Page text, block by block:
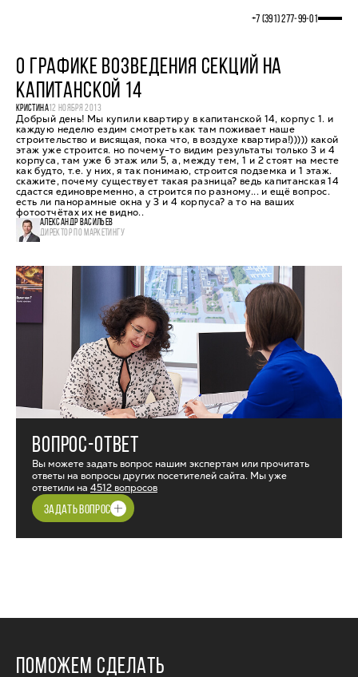
+7 (391) 277‒99‒01
О ГРАФИКЕ ВОЗВЕДЕНИЯ СЕКЦИЙ НА
КАПИТАНСКОЙ 14
КРИСТИНА12 НОЯБРЯ 2013
Добрый день! Мы купили квартиру в капитанской 14, корпус 1. и
каждую неделю ездим смотреть как там поживает наше
строительство и висящая, пока что, в воздухе квартира!))))) какой
этаж уже строится. но почему-то видим результаты только 3 и 4
корпуса, там уже 6 этаж или 5, а, между тем, 1 и 2 стоят на месте
как будто, т.е. у них, я так понимаю, строится подземка и 1 этаж.
скажите, почему существует такая разница? ведь капитанская 14
сдастся единовременно, а строится по разному... и ещё вопрос.
есть ли панорамные окна у 3 и 4 корпуса? а то на ваших
фотоотчётах их не видно..
АЛЕКСАНДР ВАСИЛЬЕВ
ДИРЕКТОР ПО МАРКЕТИНГУ
ВОПРОС-ОТВЕТ
Вы можете задать вопрос нашим экспертам или прочитать
ответы на вопросы других посетителей сайта. Мы уже
ответили на 4512 вопросов
ЗАДАТЬ ВОПРОС
ПОМОЖЕМ СДЕЛАТЬ